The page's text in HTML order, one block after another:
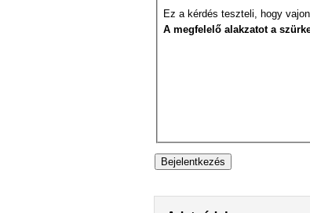
Ez a kérdés teszteli, hogy
A megfelelő alakzatot a